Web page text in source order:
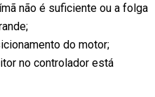
não é suficiente ou a folga
do motor;
no controlador está